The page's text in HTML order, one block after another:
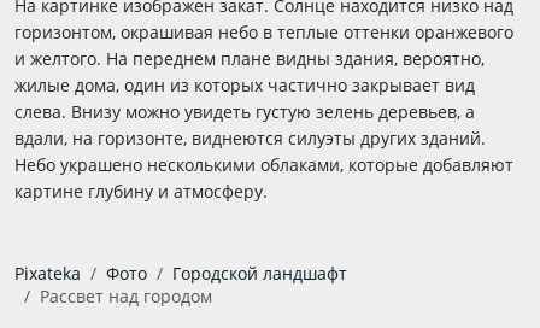
На картинке изображен закат. Солнце находится низко над
горизонтом, окрашивая небо в теплые оттенки оранжевого
и желтого. На переднем плане видны здания, вероятно,
жилые дома, один из которых частично закрывает вид
слева. Внизу можно увидеть густую зелень деревьев, а
вдали, на горизонте, виднеются силуэты других зданий.
Небо украшено несколькими облаками, которые добавляют
картине глубину и атмосферу.
Pixateka Фото
Городской ландшафт
Рассвет над городом